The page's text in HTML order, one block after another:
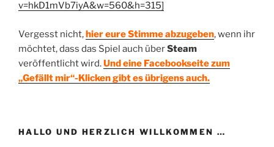
v=hkD1mVb7iyA&w=560&h=315]
Vergesst nicht,hier eure Stimme abzugeben, wenn ihr
möchtet, dass das Spiel auch überSteam
veröffentlicht wird.Und eine Facebookseite zum
„Gefällt mir“-Klicken gibt es übrigens auch.
HALLO UND HERZLICH WILLKOMMEN …